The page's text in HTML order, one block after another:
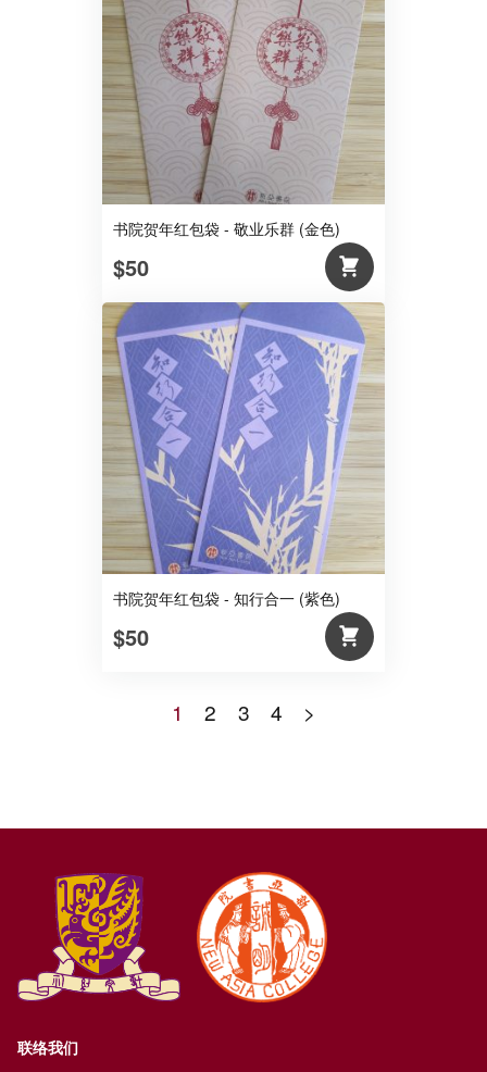
书院贺年红包袋 - 敬业乐群 (金色)
$50
书院贺年红包袋 - 知行合一 (紫色)
$50
1 2 3 4 >
联络我们